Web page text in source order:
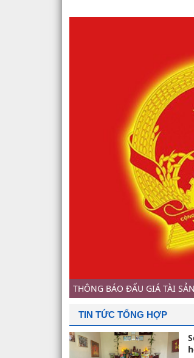
THÔNG BÁO ĐẤU GIÁ TÀI SẢN
TIN TỨC TỔNG HỢP